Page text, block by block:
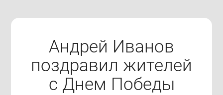
Андрей Иванов
поздравил жителей
с Днем Победы